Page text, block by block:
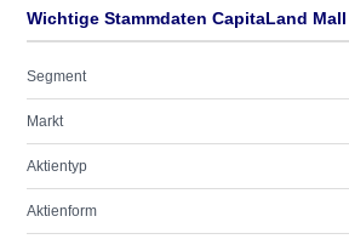
Wichtige Stammdaten CapitaLand
Segment
Markt
Aktientyp
Aktienform